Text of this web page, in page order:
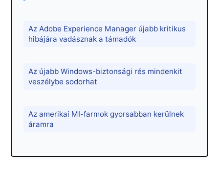
Az Adobe Experience Manager újabb kritikus
hibájára vadásznak a támadók
Az újabb Windows-biztonsági rés mindenkit
veszélybe sodorhat
Az amerikai MI-farmok gyorsabban kerülnek
áramra